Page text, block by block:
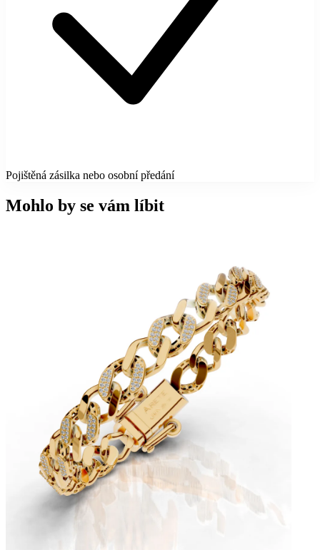
Pojištěná zásilka nebo osobní předání
Mohlo by se vám líbit